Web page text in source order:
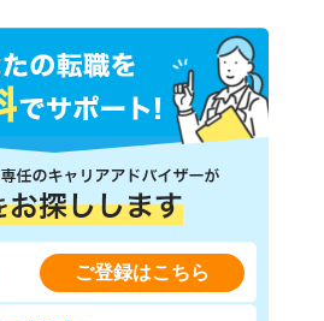
ご登録はこちら